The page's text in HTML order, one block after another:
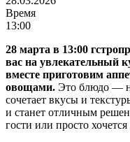
Время
13:00
28 марта в 13:00
вас на увлекательный
вместе приготовим
овощами. Это блюдо —
сочетает вкусы и
и станет отличным
гости или просто